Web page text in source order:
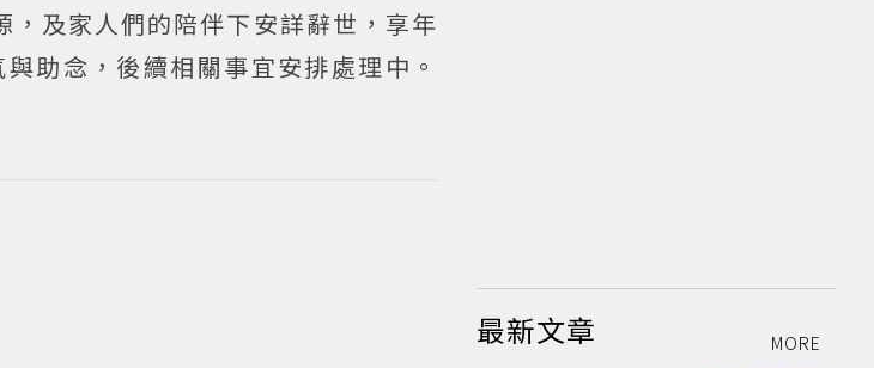
及家人們的陪伴下安詳辭世，享年
助念，後續相關事宜安排處理中。
最新文章 MORE